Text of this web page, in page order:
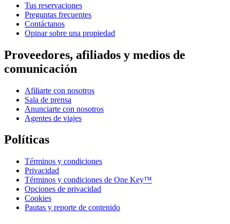
Tus reservaciones
Preguntas frecuentes
Contáctanos
Opinar sobre una propiedad
Proveedores, afiliados y medios de
comunicación
Afiliarte con nosotros
Sala de prensa
Anunciarte con nosotros
Agentes de viajes
Políticas
Términos y condiciones
Privacidad
Términos y condiciones de One Key™
Opciones de privacidad
Cookies
Pautas y reporte de contenido